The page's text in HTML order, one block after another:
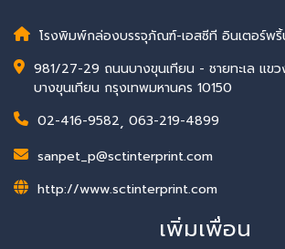
โรงพิมพ์กล่องบรรจุภัณฑ์-เอสซีที อินเตอร์พริ้
981/27-29 ถนนบางขุนเทียน - ชายทะเล แขว
บางขุนเทียน กรุงเทพมหานคร 10150
02-416-9582, 063-219-4899
sanpet_p@sctinterprint.com
http://www.sctinterprint.com
เพิ่มเพื่อน